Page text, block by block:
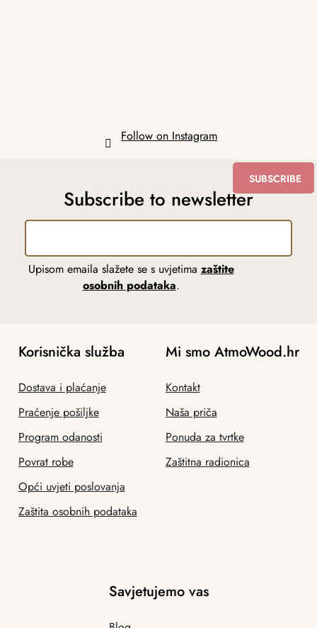
Follow on Instagram
Subscribe to newsletter
Upisom emaila slažete se s uvjetima zaštite
osobnih podataka.
SUBSCRIBE
Korisnička služba
Dostava i plaćanje
Praćenje pošiljke
Program odanosti
Povrat robe
Opći uvjeti poslovanja
Zaštita osobnih podataka
Mi smo AtmoWood.hr
Kontakt
Naša priča
Ponuda za tvrtke
Zaštitna radionica
Savjetujemo vas